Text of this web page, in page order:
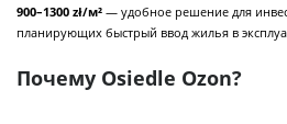
900–1300 zł/м² — удобное решение для
планирующих быстрый ввод жилья в
Почему Osiedle Ozon?